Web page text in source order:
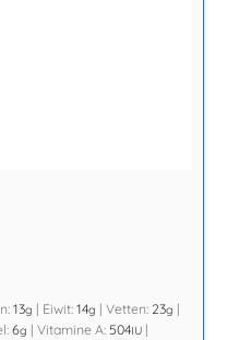
13g | Eiwit:14g |Vetten: 23g |
6g |Vitamine A: 504IU |